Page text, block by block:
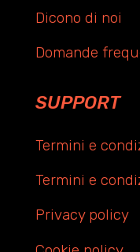
Dicono di noi
Domande
SUPPORT
Termini e
Termini e
Privacy policy